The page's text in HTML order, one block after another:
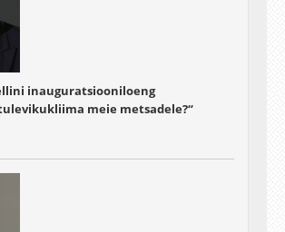
inauguratsiooniloeng
meie metsadele?“